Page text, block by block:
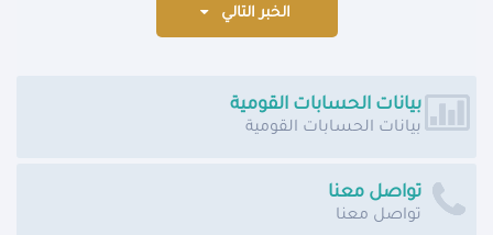
الخبر التالي
بيانات الحسابات القومية
بيانات الحسابات القومية
تواصل معنا
تواصل معنا